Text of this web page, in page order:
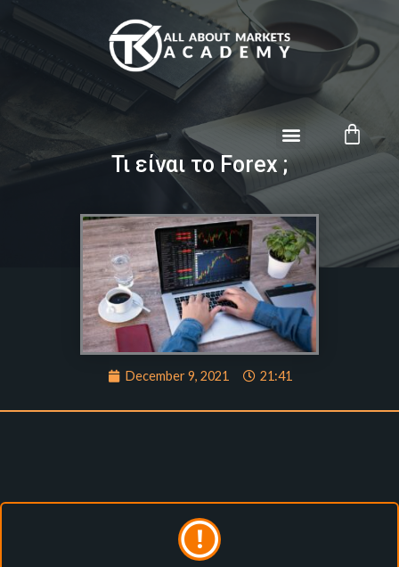
Τι είναι το Forex ;
December 9, 2021 21:41